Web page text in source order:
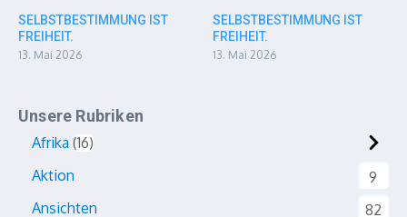
SELBSTBESTIMMUNG IST
FREIHEIT.
13. Mai 2026
SELBSTBESTIMMUNG IST
FREIHEIT.
13. Mai 2026
Unsere Rubriken
Afrika 16
Aktion
9
Ansichten
82